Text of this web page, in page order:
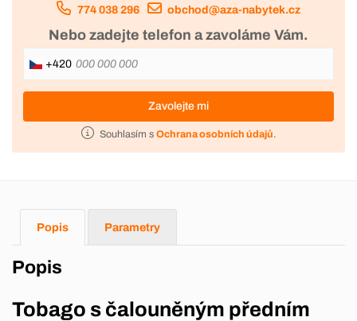
774 038 296 obchod@aza-nabytek.cz
Nebo zadejte telefon a zavoláme Vám.
+420
Zavolejte mi
Souhlasím s Ochrana osobních údajů.
Popis Parametry
Popis
Tobago s čalouněným předním